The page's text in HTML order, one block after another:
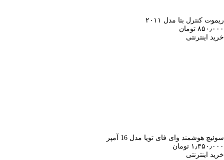
ریموت کنترل بتا مدل ۲۰۱۱
۸۵۰٫۰۰۰ تومان
خرید اینترنتی
سوئیچ هوشمند وای فای تویا مدل 16 آمپر
۱٫۳۵۰٫۰۰۰ تومان
خرید اینترنتی